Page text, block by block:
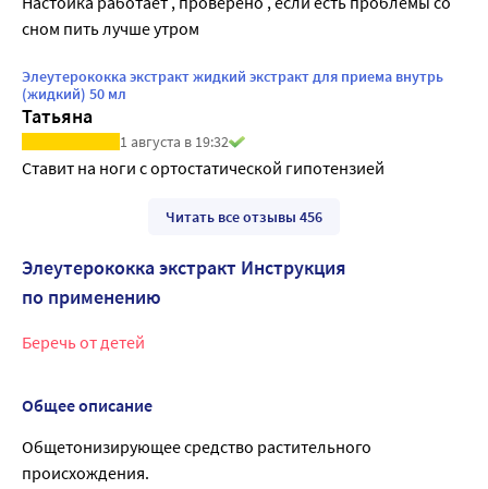
сном пить лучше утром
Элеутерококка экстракт жидкий экстракт для приема внутрь
(жидкий) 50 мл
Татьяна
1 августа в 19:32
Ставит на ноги с ортостатической гипотензией
Читать все отзывы 456
Элеутерококка экстракт Инструкция
по применению
Беречь от детей
Общее описание
Общетонизирующее средство растительного
происхождения.